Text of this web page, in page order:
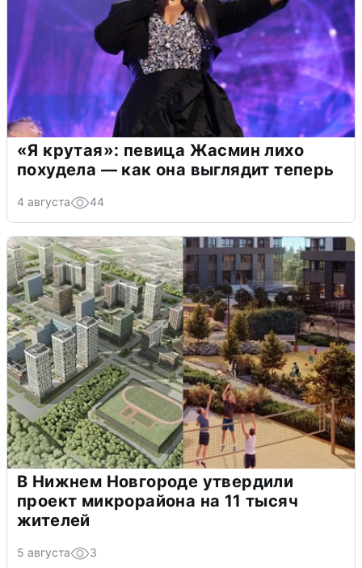
«Я крутая»: певица Жасмин лихо
похудела — как она выглядит теперь
4 августа 44
В Нижнем Новгороде утвердили
проект микрорайона на 11 тысяч
жителей
5 августа 3